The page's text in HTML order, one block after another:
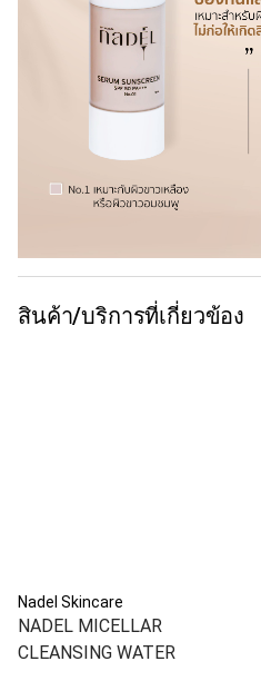
สินค้า/บริการที่เกี่ยวข้อง
Nadel Skincare
NADEL MICELLAR
CLEANSING WATER